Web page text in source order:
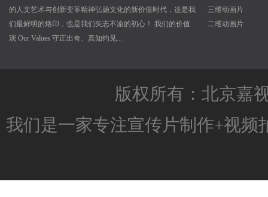
的人文艺术与创新变革精神弘扬文化的新价值时代，这是我
们最鲜明的烙印，也是我们矢志不渝的初心！ 我们的价值
观 Our Values 守正出奇、真知灼见...
三维动画片
二维动画片
版权所有：北京嘉
我们是一家专注宣传片制作+视频